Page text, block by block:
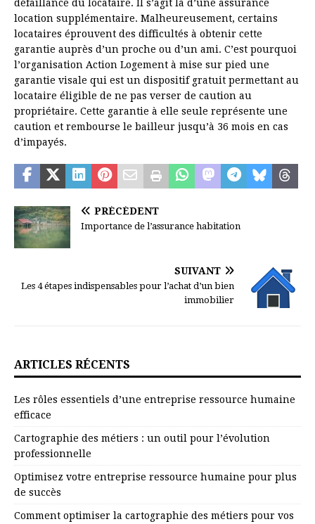
défaillance du locataire. Il s’agit là d’une assurance
location supplémentaire. Malheureusement, certains
locataires éprouvent des difficultés à obtenir cette
garantie auprès d’un proche ou d’un ami. C’est pourquoi
l’organisation Action Logement à mise sur pied une
garantie visale qui est un dispositif gratuit permettant au
locataire éligible de ne pas verser de caution au
propriétaire. Cette garantie à elle seule représente une
caution et rembourse le bailleur jusqu’à 36 mois en cas
d’impayés.
PRÉCÉDENT
Importance de l’assurance habitation
SUIVANT
Les 4 étapes indispensables pour l’achat d’un bien
immobilier
ARTICLES RÉCENTS
Les rôles essentiels d’une entreprise ressource humaine
efficace
Cartographie des métiers : un outil pour l’évolution
professionnelle
Optimisez votre entreprise ressource humaine pour plus
de succès
Comment optimiser la cartographie des métiers pour vos